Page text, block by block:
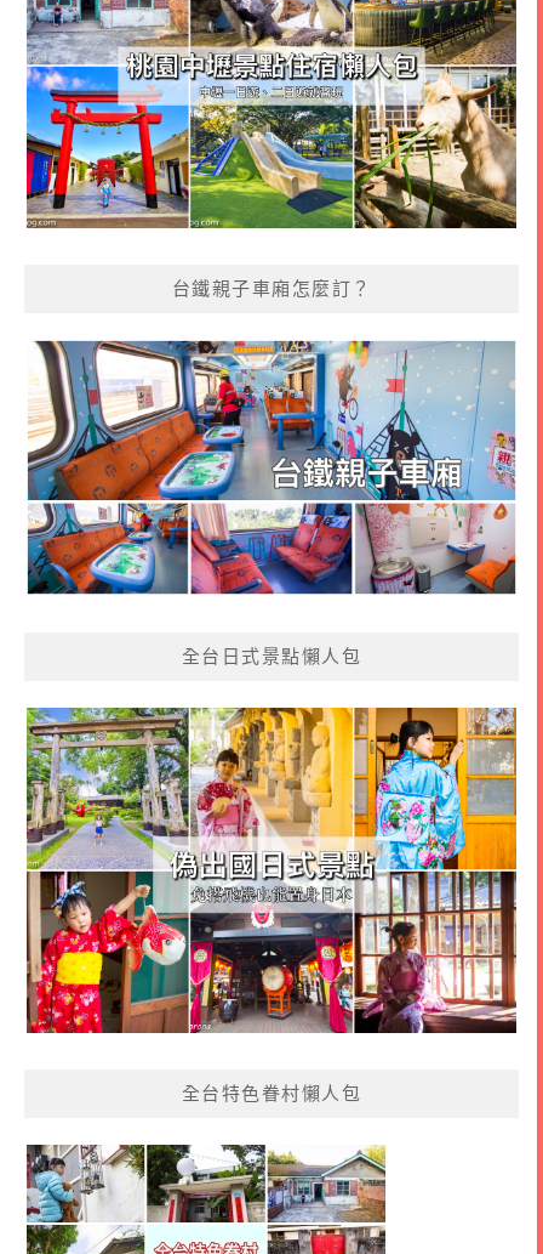
台鐵親子車廂怎麼訂？
全台日式景點懶人包
全台特色眷村懶人包